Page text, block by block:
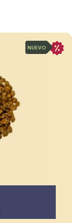
NUEVO